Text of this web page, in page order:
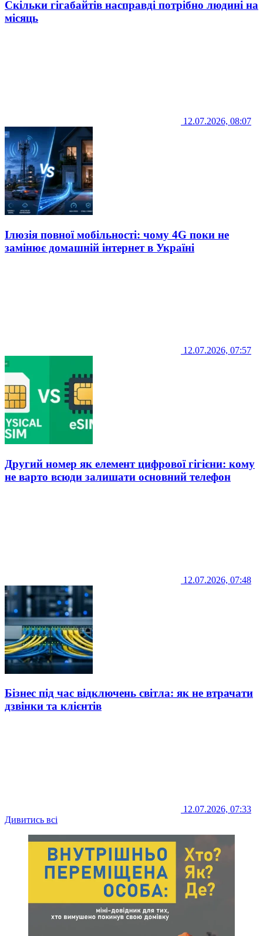
Скільки гігабайтів насправді потрібно людині на
місяць
12.07.2026, 08:07
Ілюзія повної мобільності: чому 4G поки не
замінює домашній інтернет в Україні
12.07.2026, 07:57
Другий номер як елемент цифрової гігієни: кому
не варто всюди залишати основний телефон
12.07.2026, 07:48
Бізнес під час відключень світла: як не втрачати
дзвінки та клієнтів
12.07.2026, 07:33
Дивитись всі